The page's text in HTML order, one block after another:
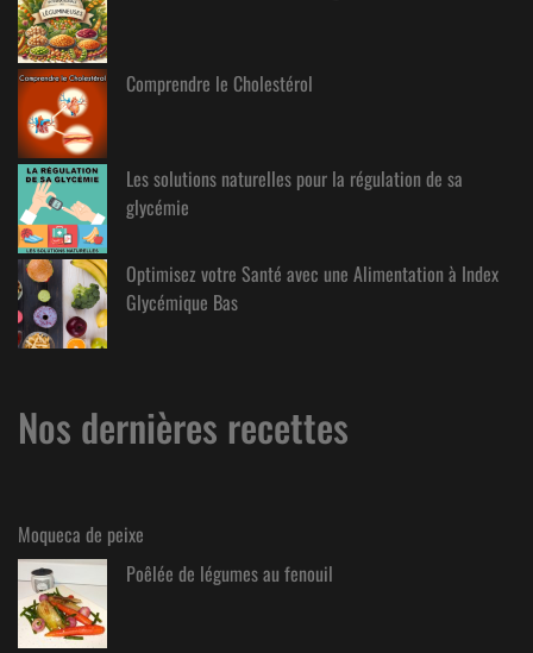
Comprendre le Cholestérol
Les solutions naturelles pour la régulation de sa
glycémie
Optimisez votre Santé avec une Alimentation à Index
Glycémique Bas
Nos dernières recettes
Moqueca de peixe
Poêlée de légumes au fenouil